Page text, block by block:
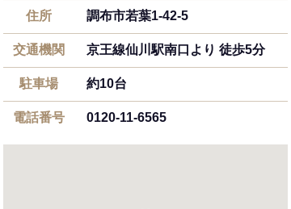
住所 調布市若葉1-42-5
交通機関 京王線仙川駅南口より 徒歩5分
駐車場 約10台
電話番号 0120-11-6565